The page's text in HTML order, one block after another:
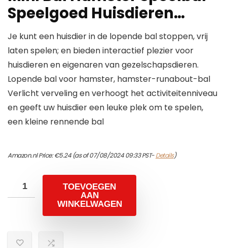
Speelgoed Huisdieren…
Je kunt een huisdier in de lopende bal stoppen, vrij
laten spelen; en bieden interactief plezier voor
huisdieren en eigenaren van gezelschapsdieren.
Lopende bal voor hamster, hamster-runabout-bal
Verlicht verveling en verhoogt het activiteitenniveau
en geeft uw huisdier een leuke plek om te spelen,
een kleine rennende bal
Amazon.nl Price:€5.24(as of 07/08/2024 09:33 PST-Details)
TOEVOEGEN
AAN
WINKELWAGEN